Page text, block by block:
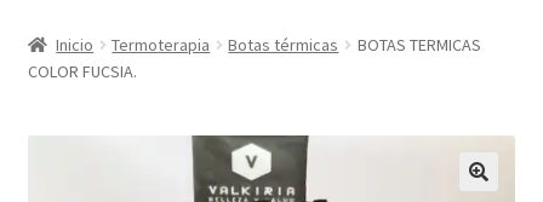
Inicio Termoterapia Botas térmicas
BOTAS TERMICAS
COLOR FUCSIA.